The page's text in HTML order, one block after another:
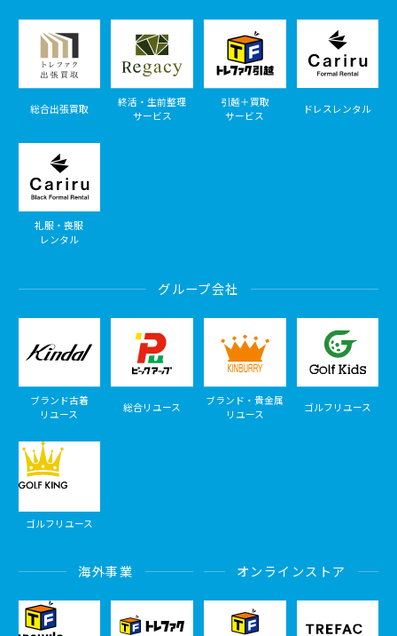
総合出張買取
終活・生前整理
サービス
引越＋買取
サービス
ドレスレンタル
礼服・喪服
レンタル
グループ会社
ブランド古着
リユース
総合リユース
ブランド・貴金属
リユース
ゴルフリユース
ゴルフリユース
海外事業 オンラインストア